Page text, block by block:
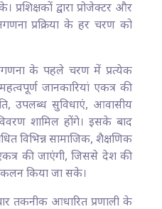
प्रशिक्षकों द्वारा प्रोजेक्टर और
प्रक्रिया के हर चरण को
के पहले चरण में प्रत्येक
जानकारियां एकत्र की
उपलब्ध सुविधाएं, आवासीय
शामिल होंगे। इसके बाद
विभिन्न सामाजिक, शैक्षणिक
की जाएंगी, जिससे देश की
किया जा सके।
तकनीक आधारित प्रणाली के